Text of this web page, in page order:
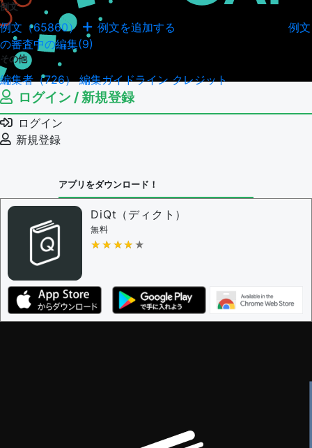
例文
例文（65860） 例文を追加する
例文
の審査中の編集(9)
その他
編集者（726）編集ガイドラインクレジット
ログイン / 新規登録
ログイン
新規登録
アプリをダウンロード！
DiQt（ディクト）
無料
★★★★★
★★★★★